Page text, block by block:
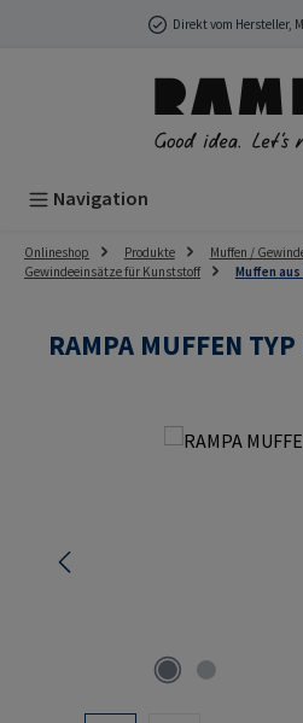
Zum Hauptinhalt springenDirekt vom Hersteller,
Navigation
Onlineshop Produkte
Muffen /
Gewindeeinsätze für Kunststoff
Muffen
RAMPA MUFFEN TYP
Bildergalerie überspringen